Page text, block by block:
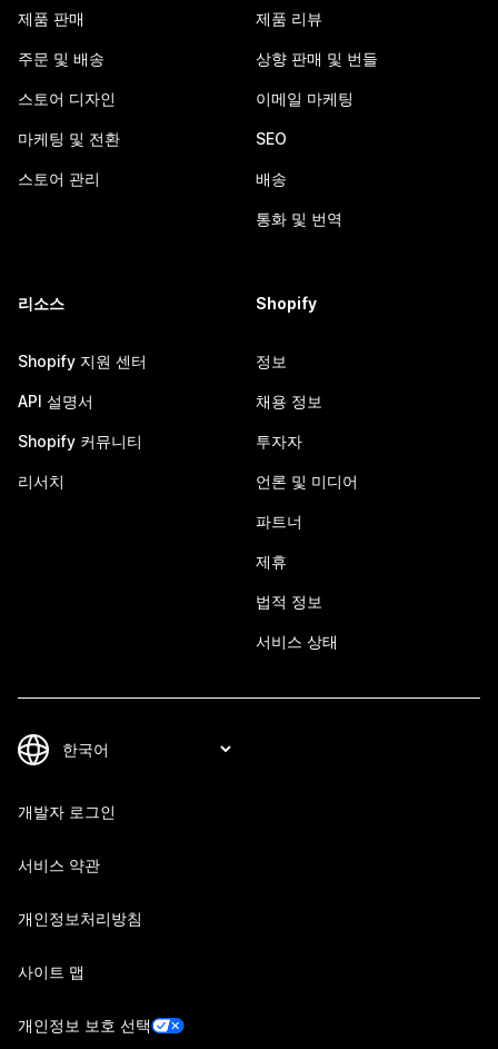
제품 판매
주문 및 배송
스토어 디자인
마케팅 및 전환
스토어 관리
제품 리뷰
상향 판매 및 번들
이메일 마케팅
SEO
배송
통화 및 번역
리소스
Shopify 지원 센터
API 설명서
Shopify 커뮤니티
리서치
Shopify
정보
채용 정보
투자자
언론 및 미디어
파트너
제휴
법적 정보
서비스 상태
개발자 로그인
서비스 약관
개인정보처리방침
사이트 맵
개인정보 보호 선택